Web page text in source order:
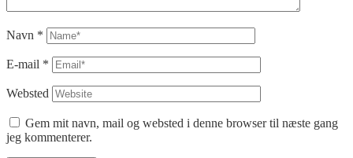
Navn *
E-mail *
Websted
Gem mit navn, mail og websted i denne browser til næste gang
jeg kommenterer.